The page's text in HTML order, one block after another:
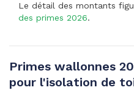
Le détail des montants
des primes 2026.
Primes wallonnes
pour l'isolation de